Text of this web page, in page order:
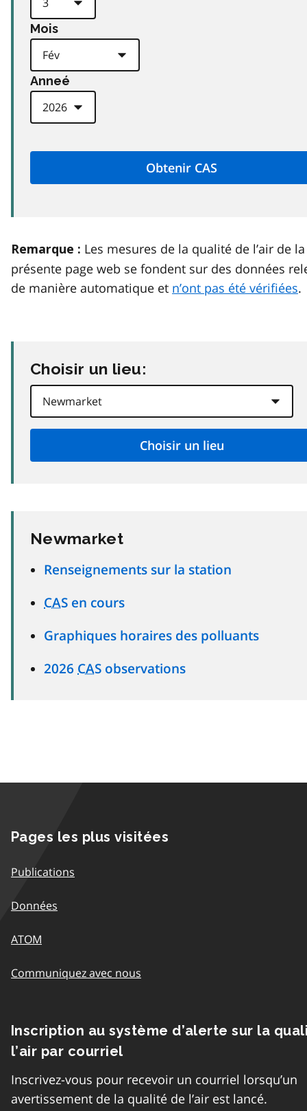
Mois
Anneé
Remarque : Les mesures de la qualité de l’air de la
présente page web se fondent sur des données
de manière automatique et n’ont pas été vérifiées.
Choisir un lieu:
Newmarket
Renseignements sur la station
CAS en cours
Graphiques horaires des polluants
2026 CAS observations
Pages les plus visitées
Publications
Données
ATOM
Communiquez avec nous
Inscription au système d’alerte sur la
l’air par courriel
Inscrivez-vous pour recevoir un courriel lorsqu’un
avertissement de la qualité de l’air est lancé.